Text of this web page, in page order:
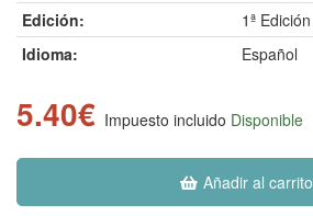
Edición:
1ª Edición
Idioma:
Español
5.40€ Impuesto incluido Disponible
Añadir al carrito